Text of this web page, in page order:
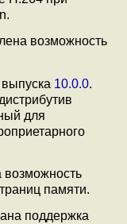
возможность
10.0.0.
для
возможность
памяти.
поддержка